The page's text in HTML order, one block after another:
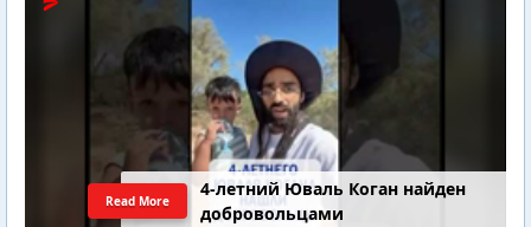
4-летний Юваль Коган найден
добровольцами
Read More